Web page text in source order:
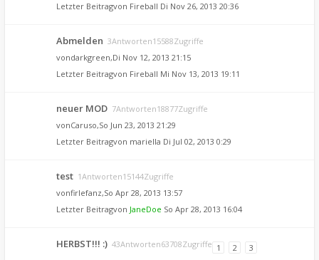
Letzter Beitragvon Fireball Di Nov 26, 2013 20:36
Abmelden 3Antworten15588Zugriffe
vondarkgreen,Di Nov 12, 2013 21:15
Letzter Beitragvon Fireball Mi Nov 13, 2013 19:11
neuer MOD 7Antworten18877Zugriffe
vonCaruso,So Jun 23, 2013 21:29
Letzter Beitragvon mariella Di Jul 02, 2013 0:29
test 1Antworten15144Zugriffe
vonfirlefanz,So Apr 28, 2013 13:57
Letzter Beitragvon JaneDoe So Apr 28, 2013 16:04
HERBST!!! :) 43Antworten63708Zugriffe 1 2
3